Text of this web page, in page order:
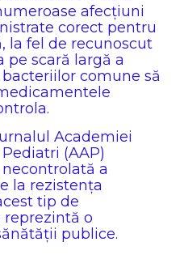
afecțiuni
corect pentru
la fel de recunoscut
pe scară largă a
comune să
Academiei
(AAP)
a
la rezistența
tip de
reprezintă o
publice.